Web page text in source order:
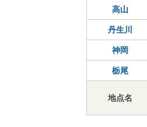
高山
丹生川
神岡
栃尾
地点名